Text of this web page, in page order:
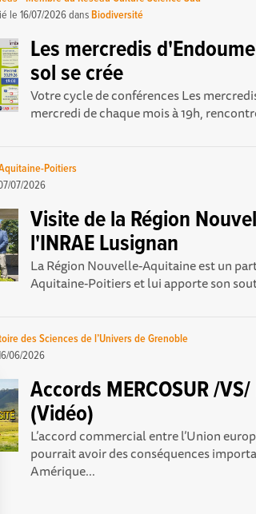
le16/07/2026dansBiodiversité
Les mercredis
sol se crée
Votre cycle de conférences Les
mercredi de chaque mois à 19h,
Poitiers
07/2026
Visite de la Région
l'INRAE Lusignan
La Région Nouvelle-Aquitaine est un
Aquitaine-Poitiers et lui apporte son
des Sciences de l’Univers de Grenoble
06/2026
Accords MERCOSUR /VS/
(Vidéo)
L’accord commercial entre l’Union
pourrait avoir des conséquences
Amérique...